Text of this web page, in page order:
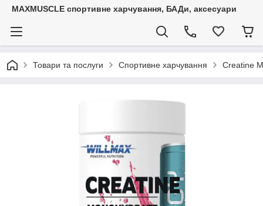
MAXMUSCLE спортивне харчування, БАДи, аксесуари
Товари та послуги Спортивне харчування Creatine